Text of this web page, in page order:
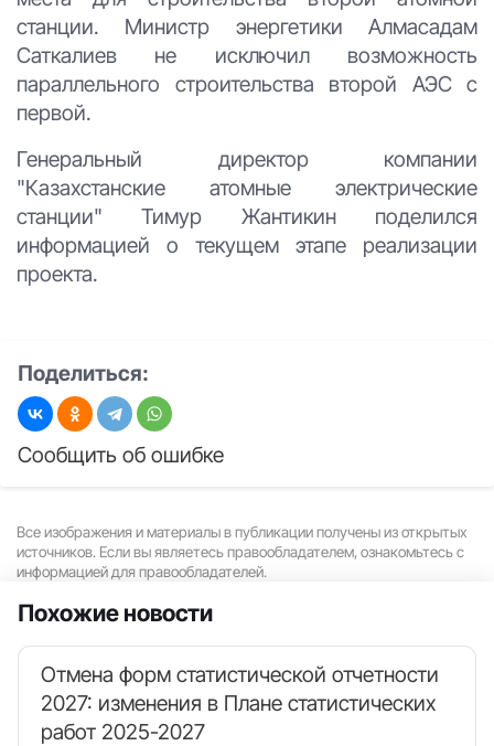
станции. Министр энергетики Алмасадам
Саткалиев не исключил возможность
параллельного строительства второй АЭС с
первой.
Генеральный директор компании
"Казахстанские атомные электрические
станции" Тимур Жантикин поделился
информацией о текущем этапе реализации
проекта.
Поделиться:
Сообщить об ошибке
Все изображения и материалы в публикации получены из открытых
источников. Если вы являетесь правообладателем, ознакомьтесь с
информацией для правообладателей.
Похожие новости
Отмена форм статистической отчетности
2027: изменения в Плане статистических
работ 2025-2027